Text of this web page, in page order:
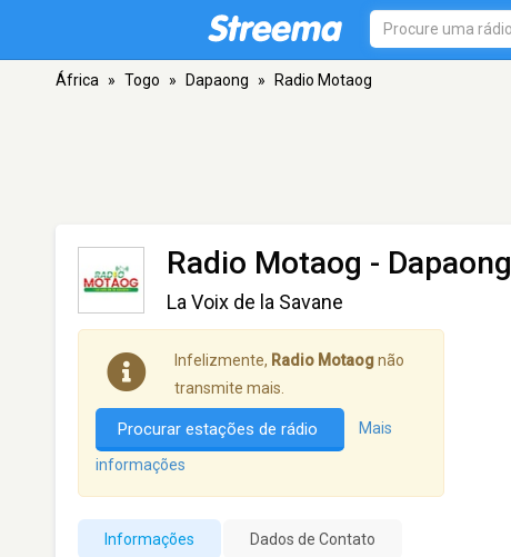
África » Togo » Dapaong » Radio Motaog
Radio Motaog - Dapaong
La Voix de la Savane
Infelizmente, Radio Motaognão
transmite mais.
Procurar estações de rádio Mais
informações
Informações Dados de Contato